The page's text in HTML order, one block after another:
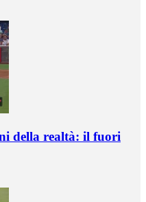
della realtà: il fuori